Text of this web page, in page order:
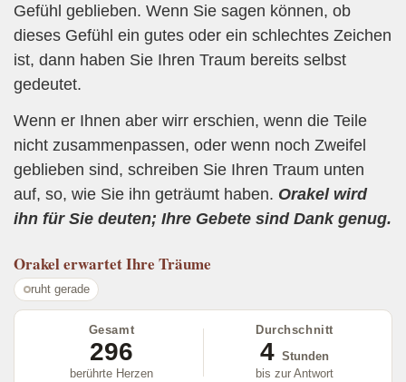
Gefühl geblieben. Wenn Sie sagen können, ob
dieses Gefühl ein gutes oder ein schlechtes Zeichen
ist, dann haben Sie Ihren Traum bereits selbst
gedeutet.
Wenn er Ihnen aber wirr erschien, wenn die Teile
nicht zusammenpassen, oder wenn noch Zweifel
geblieben sind, schreiben Sie Ihren Traum unten
auf, so, wie Sie ihn geträumt haben. Orakel wird
ihn für Sie deuten; Ihre Gebete sind Dank genug.
Orakelerwartet Ihre Träume
ruht gerade
Gesamt
296
berührte Herzen
Durchschnitt
4 Stunden
bis zur Antwort